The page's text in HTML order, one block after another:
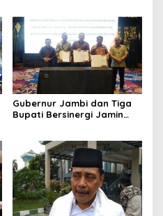
Gubernur Jambi dan Tiga
Bupati Bersinergi Jamin